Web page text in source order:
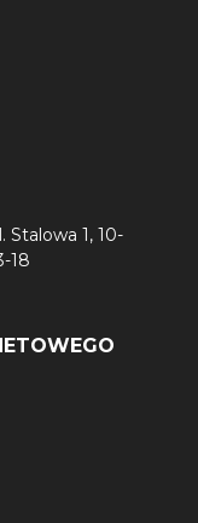
Stalowa 1, 10-
18